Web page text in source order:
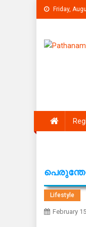
Skip
to
Friday,
Lifestyle
February